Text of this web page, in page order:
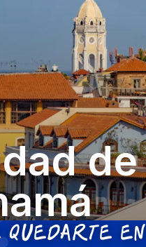
de
quedarte en